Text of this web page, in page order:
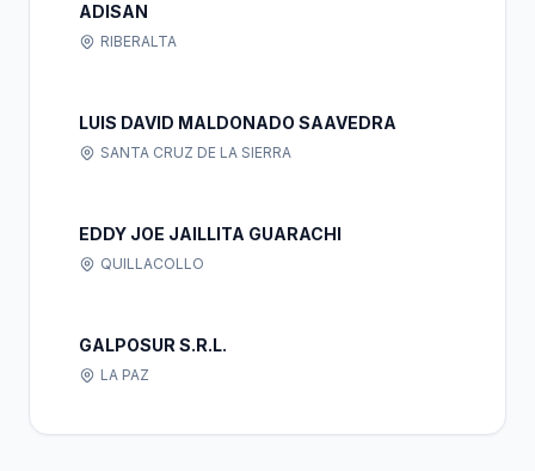
ADISAN
RIBERALTA
LUIS DAVID MALDONADO SAAVEDRA
SANTA CRUZ DE LA SIERRA
EDDY JOE JAILLITA GUARACHI
QUILLACOLLO
GALPOSUR S.R.L.
LA PAZ